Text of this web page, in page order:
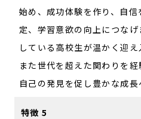
始め、成功体験を作り、自
定、学習意欲の向上につな
している高校生が温かく迎え
また世代を超えた関わりを経
自己の発見を促し豊かな成長
特徴 5